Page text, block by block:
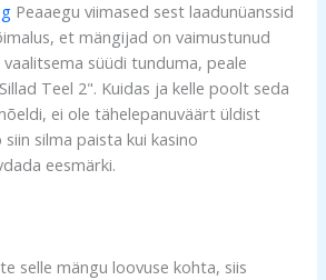
Peaaegu viimased sest laadunüanssid
et mängijad on vaimustunud
süüdi tunduma, peale
Teel 2". Kuidas ja kelle poolt seda
ei ole tähelepanuväärt üldist
silma paista kui kasino
eesmärki.
selle mängu loovuse kohta, siis